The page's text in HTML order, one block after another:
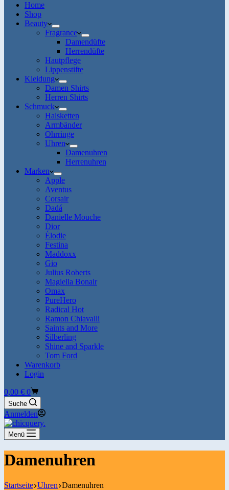
Home
Shop
Beauty
Fragrance
Damendüfte
Herrendüfte
Hautpflege
Lippenstifte
Kleidung
Damen Shirts
Herren Shirts
Schmuck
Halsketten
Armbänder
Ohrringe
Uhren
Damenuhren
Herrenuhren
Marken
Apple
Aventus
Corsair
Dadá
Danielle Mouche
Dior
Élodie
Festina
Maddoxx
Gio
Julius Roberts
Magiella Bonair
Omax
PureHero
Radical Hot
Ramon Chiavalli
Saints and More
Silberling
Shine and Sparkle
Tom Ford
Warenkorb
Login
Warenkorb
0,00 € 0
Suche
Anmelden
Menü
Damenuhren
Startseite Uhren Damenuhren